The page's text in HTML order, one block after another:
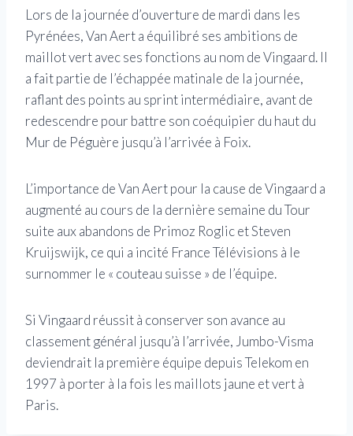
Lors de la journée d’ouverture de mardi dans les
Pyrénées, Van Aert a équilibré ses ambitions de
maillot vert avec ses fonctions au nom de Vingaard. Il
a fait partie de l’échappée matinale de la journée,
raflant des points au sprint intermédiaire, avant de
redescendre pour battre son coéquipier du haut du
Mur de Péguère jusqu’à l’arrivée à Foix.
L’importance de Van Aert pour la cause de Vingaard a
augmenté au cours de la dernière semaine du Tour
suite aux abandons de Primoz Roglic et Steven
Kruijswijk, ce qui a incité France Télévisions à le
surnommer le « couteau suisse » de l’équipe.
Si Vingaard réussit à conserver son avance au
classement général jusqu’à l’arrivée, Jumbo-Visma
deviendrait la première équipe depuis Telekom en
1997 à porter à la fois les maillots jaune et vert à
Paris.